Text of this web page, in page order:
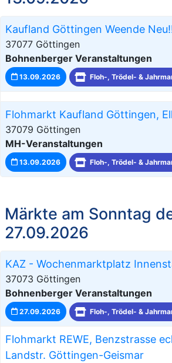
Kaufland Göttingen Weende
37077 Göttingen
Bohnenberger Veranstaltungen
13.09.2026 Floh-, Trödel- &
Flohmarkt Kaufland Göttingen,
37079 Göttingen
MH-Veranstaltungen
13.09.2026 Floh-, Trödel- &
Märkte am Sonntag
27.09.2026
KAZ - Wochenmarktplatz
37073 Göttingen
Bohnenberger Veranstaltungen
27.09.2026 Floh-, Trödel- &
Flohmarkt REWE, Benzstrasse
Landstr. Göttingen-Geismar